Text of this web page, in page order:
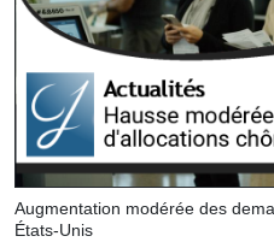
Augmentation modérée des
États-Unis